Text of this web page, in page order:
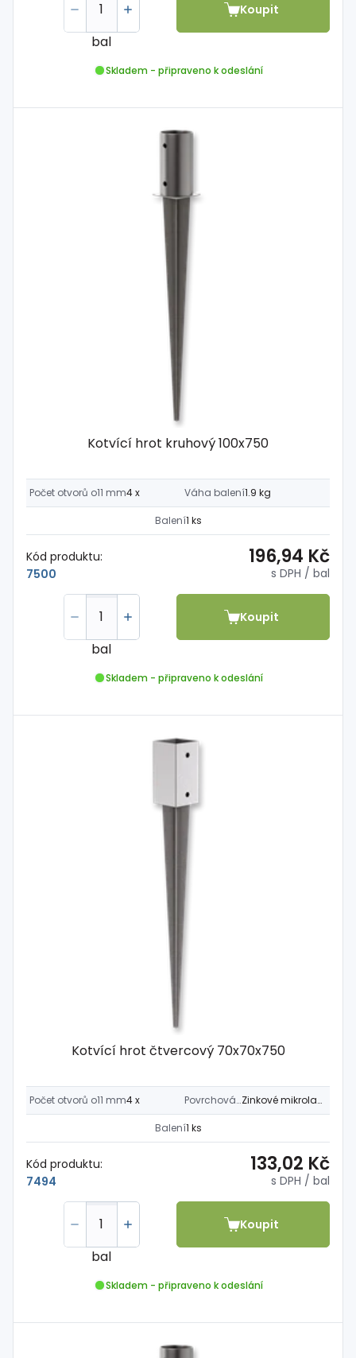
bal
Koupit
Skladem - připraveno k odeslání
Kotvící hrot kruhový 100x750
Počet otvorů o11 mm4 x Váha balení1.9 kg
Balení1 ks
Kód produktu:
7500
196,94 Kč
s DPH / bal
bal
Koupit
Skladem - připraveno k odeslání
Kotvící hrot čtvercový 70x70x750
Počet otvorů o11 mm4 x Povrchová úprava Zinkové mikrolamely * 400h
Balení1 ks
Kód produktu:
7494
133,02 Kč
s DPH / bal
bal
Koupit
Skladem - připraveno k odeslání